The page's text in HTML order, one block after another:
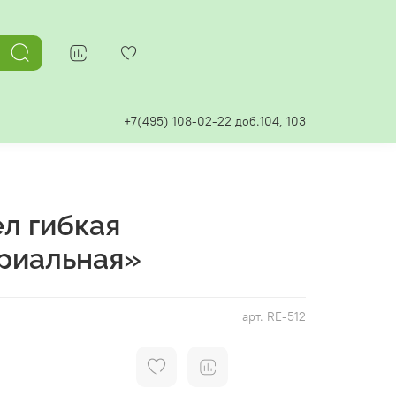
+7(495) 108-02-22 доб.104, 103
арт. RE-512
гибкая